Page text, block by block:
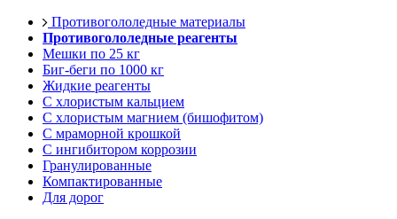
Противогололедные материалы
Противогололедные реагенты
Мешки по 25 кг
Биг-беги по 1000 кг
Жидкие реагенты
С хлористым кальцием
С хлористым магнием (бишофитом)
С мраморной крошкой
С ингибитором коррозии
Гранулированные
Компактированные
Для дорог